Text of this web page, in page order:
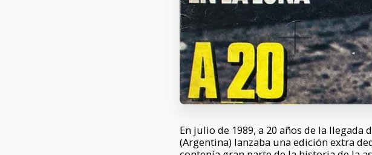
En julio de 1989, a 20 años de la llegada
(Argentina) lanzaba una edición extra